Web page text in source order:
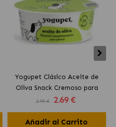
Yogupet Clásico Aceite de
Oliva Snack Cremoso para
Perros
2.99 € 2.69 €
Añadir al Carrito